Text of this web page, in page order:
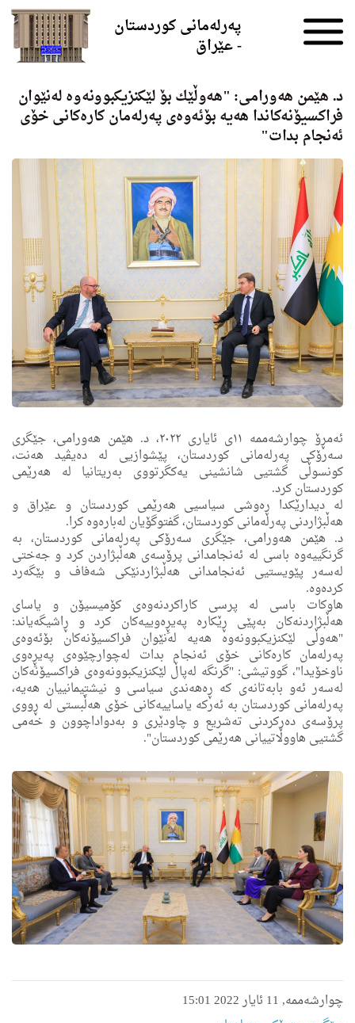
پەرلەمانی کوردستان
- عێراق
د. هێمن هه‌ورامی: "هه‌وڵێك بۆ لێكنزیكبوونه‌وه‌ له‌نێوان
فراكسیۆنه‌كاندا هه‌یه‌ بۆئه‌وه‌ی په‌رله‌مان كاره‌كانی خۆی
ئه‌نجام بدات"
ئه‌مڕۆ چوارشه‌ممه‌ ١١ی ئایاری ٢٠٢٢، د. هێمن هه‌ورامی، جێگری
سه‌رۆكی په‌رله‌مانی كوردستان، پێشوازیی له‌ ده‌یڤید هه‌نت،
كونسوڵی گشتیی شانشینی یه‌كگرتووی به‌ریتانیا له‌ هه‌رێمی
كوردستان كرد.
له‌ دیدارێكدا ڕه‌وشی سیاسیی هه‌رێمی كوردستان و عێراق و
هه‌ڵبژاردنی په‌رله‌مانی كوردستان، گفتوگۆیان له‌باره‌وه‌ كرا.
د. هێمن هه‌ورامی، جێگری سه‌رۆكی په‌رله‌مانی كوردستان، به‌
گرنگییه‌وه‌ باسی له‌ ئه‌نجامدانی پرۆسه‌ی هه‌ڵبژاردن كرد و جه‌ختی
له‌سه‌ر پێویستیی ئه‌نجامدانی هه‌ڵبژاردنێكی شه‌فاف و بێگه‌رد
كرده‌وه‌.
هاوكات باسی له‌ پرسی كاراكردنه‌وه‌ی كۆمیسیۆن و یاسای
هه‌ڵبژاردنه‌كان به‌پێی ڕێكاره‌ په‌یڕِه‌وییه‌كان كرد و ڕاشیگه‌یاند:
"هه‌وڵی لێكنزیكبوونه‌وه‌ هه‌یه‌ له‌نێوان فراكسیۆنه‌كان بۆئه‌وه‌ی
په‌رله‌مان كاره‌كانی خۆی ئه‌نجام بدات له‌چوارچێوه‌ی په‌یڕِه‌وی
ناوخۆیدا"، گووتیشی: "گرنگه‌ له‌پاڵ لێكنزیكبوونه‌وه‌ی فراكسیۆنه‌كان
له‌سه‌ر ئه‌و بابه‌تانه‌ی كه‌ ڕه‌هه‌ندی سیاسی و نیشتیمانییان هه‌یه‌،
په‌رله‌مانی كوردستان به‌ ئه‌ركه‌ یاساییه‌كانی خۆی هه‌ڵَبستی له‌ ڕووی
پرۆسه‌ی ده‌ركردنی ته‌شریع و چاودێری و به‌دواداچوون و خه‌می
گشتیی هاووڵاتییانی هه‌رێمی كوردستان".
چوارشەممە, 11 ئایار 2022 15:01